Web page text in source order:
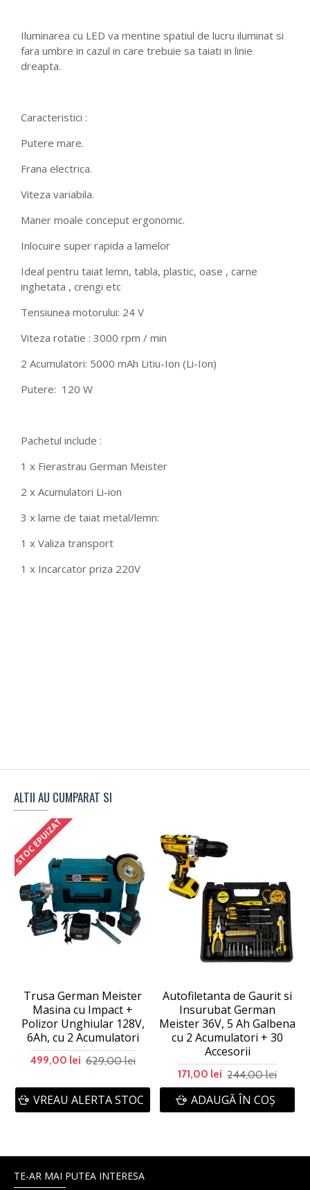
Iluminarea cu LED va mentine spatiul de lucru iluminat si
fara umbre in cazul in care trebuie sa taiati in linie
dreapta.
Caracteristici :
Putere mare.
Frana electrica.
Viteza variabila.
Maner moale conceput ergonomic.
Inlocuire super rapida a lamelor
Ideal pentru taiat lemn, tabla, plastic, oase , carne
inghetata , crengi etc
Tensiunea motorului: 24 V
Viteza rotatie : 3000 rpm / min
2 Acumulatori: 5000 mAh Litiu-Ion (Li-Ion)
Putere: 120 W
Pachetul include :
1 x Fierastrau German Meister
2 x Acumulatori Li-ion
3 x lame de taiat metal/lemn:
1 x Valiza transport
1 x Incarcator priza 220V
ALTII AU CUMPARAT SI
STOC EPUIZAT
Trusa German Meister
Masina cu Impact +
Polizor Unghiular 128V,
6Ah, cu 2 Acumulatori
499,00 lei 629,00 lei
VREAU ALERTA STOC
Autofiletanta de Gaurit si
Insurubat German
Meister 36V, 5 Ah Galbena
cu 2 Acumulatori + 30
Accesorii
171,00 lei 244,00 lei
ADAUGĂ ÎN COŞ
TE-AR MAI PUTEA INTERESA